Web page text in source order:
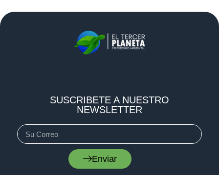
SUSCRIBETE A NUESTRO
NEWSLETTER
Enviar